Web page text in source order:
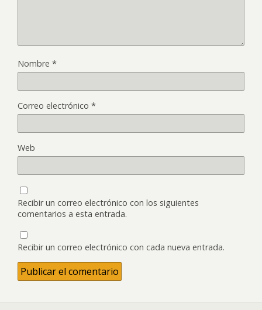
Nombre *
Correo electrónico *
Web
Recibir un correo electrónico con los siguientes
comentarios a esta entrada.
Recibir un correo electrónico con cada nueva entrada.